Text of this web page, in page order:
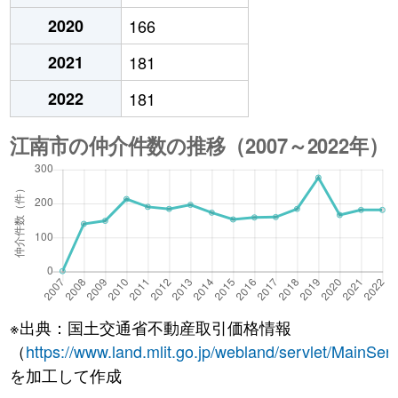
2020
166
2021
181
2022
181
※出典：国土交通省不動産取引価格情報
（https://www.land.mlit.go.jp/webland/servlet/
を加工して作成